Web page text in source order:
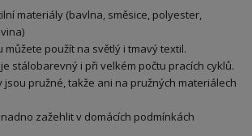
materiály (bavlna, směsice, polyester,
můžete použít na světlý i tmavý textil.
stálobarevný i při velkém počtu pracích cyklů.
jsou pružné, takže ani na pružných materiálech
zažehlit v domácích podmínkách